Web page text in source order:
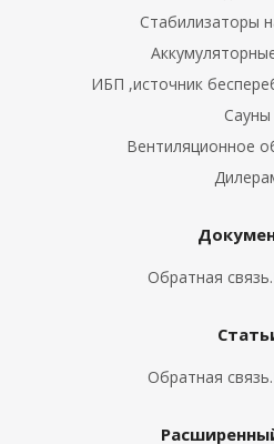
Стабилизаторы
ИБП ,источник
Сауны
Вентиляционное
Обратная
Обратная